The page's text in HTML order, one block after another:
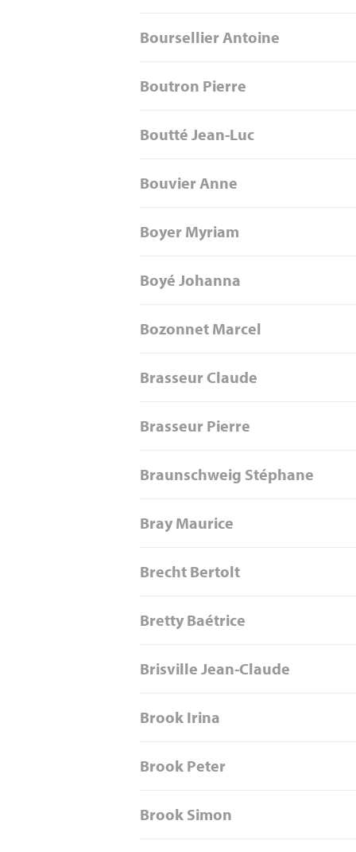
Boursellier Antoine
Boutron Pierre
Boutté Jean-Luc
Bouvier Anne
Boyer Myriam
Boyé Johanna
Bozonnet Marcel
Brasseur Claude
Brasseur Pierre
Braunschweig Stéphane
Bray Maurice
Brecht Bertolt
Bretty Baétrice
Brisville Jean-Claude
Brook Irina
Brook Peter
Brook Simon